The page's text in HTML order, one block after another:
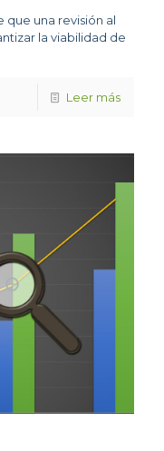
que una revisión al
la viabilidad de
Leer más